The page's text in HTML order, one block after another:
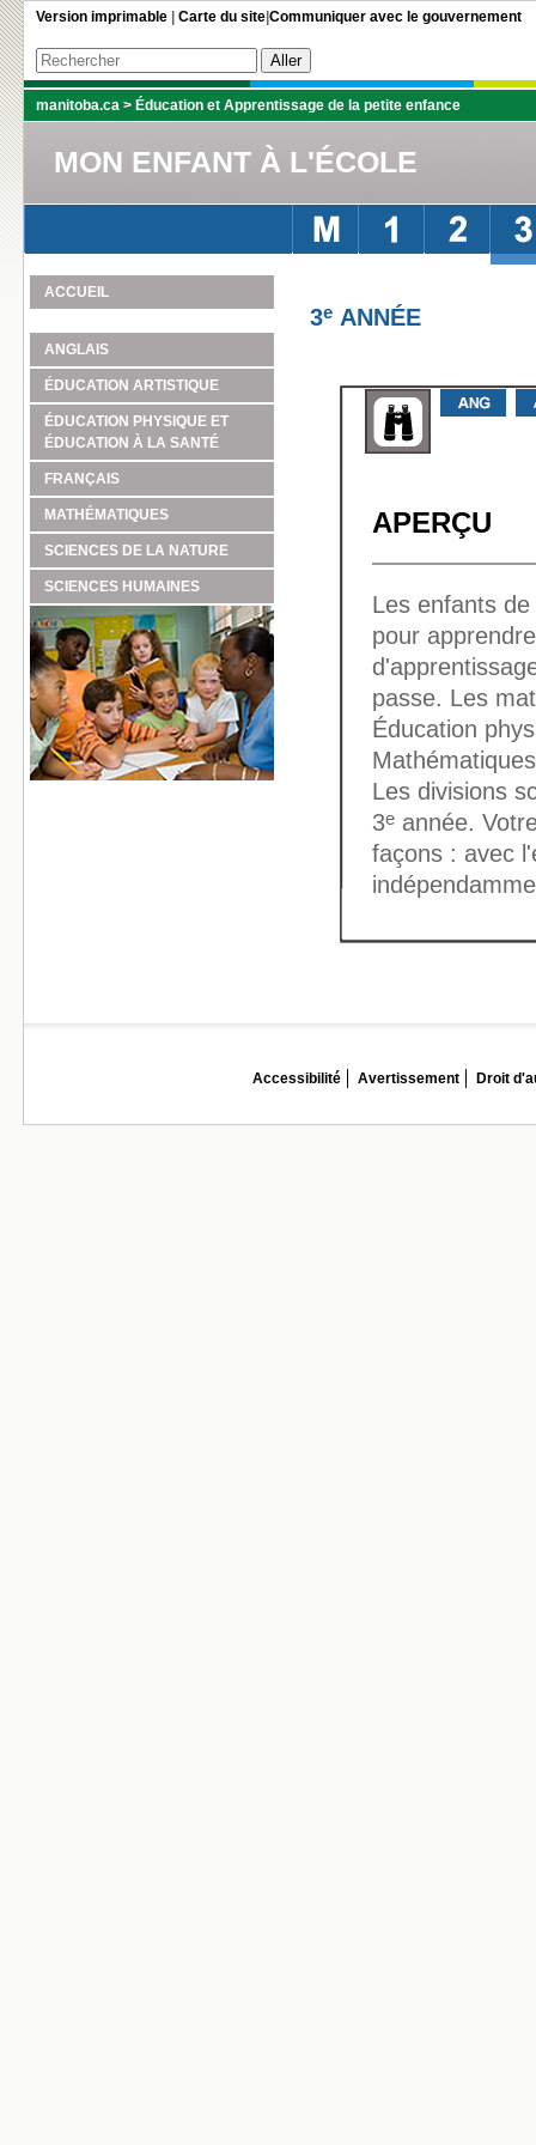
Version imprimable Carte du site Communiquer avec le gouvernement
manitoba.ca > Éducation et Apprentissage de la petite enfance
MON ENFANT À L'ÉCOLE
ACCUEIL
ANGLAIS
ÉDUCATION ARTISTIQUE
ÉDUCATION PHYSIQUE ET
ÉDUCATION À LA SANTÉ
FRANÇAIS
MATHÉMATIQUES
SCIENCES DE LA NATURE
SCIENCES HUMAINES
3e ANNÉE
APERÇU
Les enfants de
pour
passe. Les
Éducation
Les divisions
3e année.
façons : avec
Accessibilité Avertissement Droit